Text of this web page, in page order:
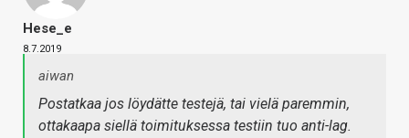
Hese_e
8.7.2019
aiwan
Postatkaa jos löydätte testejä, tai vielä paremmin,
ottakaapa siellä toimituksessa testiin tuo anti-lag.